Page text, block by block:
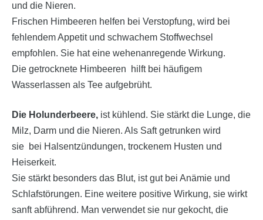
und die Nieren.
Frischen Himbeeren helfen bei Verstopfung, wird bei
fehlendem Appetit und schwachem Stoffwechsel
empfohlen. Sie hat eine wehenanregende Wirkung.
Die getrocknete Himbeeren hilft bei häufigem
Wasserlassen als Tee aufgebrüht.
Die Holunderbeere, ist kühlend. Sie stärkt die Lunge, die
Milz, Darm und die Nieren. Als Saft getrunken wird
sie bei Halsentzündungen, trockenem Husten und
Heiserkeit.
Sie stärkt besonders das Blut, ist gut bei Anämie und
Schlafstörungen. Eine weitere positive Wirkung, sie wirkt
sanft abführend. Man verwendet sie nur gekocht, die